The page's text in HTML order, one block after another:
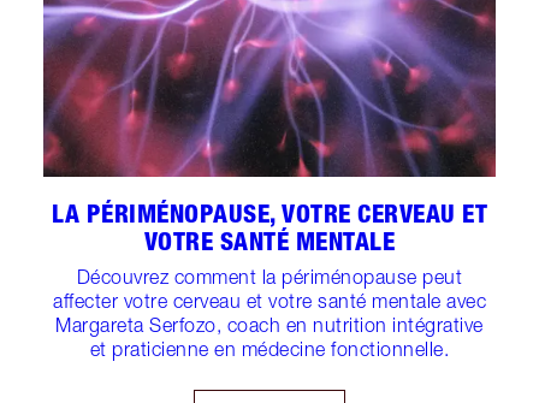
LA PÉRIMÉNOPAUSE, VOTRE CERVEAU ET
VOTRE SANTÉ MENTALE
Découvrez comment la périménopause peut
affecter votre cerveau et votre santé mentale avec
Margareta Serfozo, coach en nutrition intégrative
et praticienne en médecine fonctionnelle.